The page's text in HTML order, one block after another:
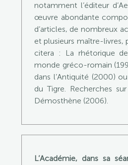
notamment l’éditeur
œuvre abondante
d’articles, de nombreux
et plusieurs maître-livres,
citera : La rhétorique
monde gréco-romain
dans l’Antiquité (2000)
du Tigre. Recherches
Démosthène (2006).
L’Académie, dans sa